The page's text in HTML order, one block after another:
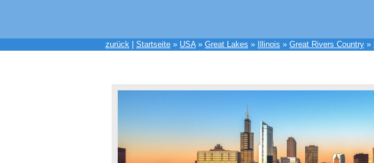
zurück Startseite » USA» Great Lakes » Illinois » Great Rivers Country »